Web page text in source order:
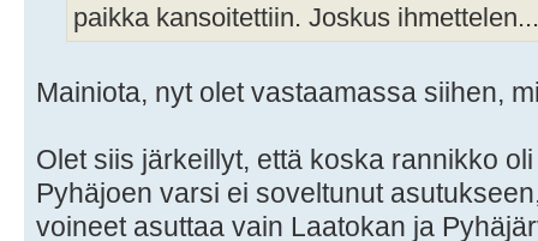
paikka kansoitettiin. Joskus ihmettelen...
Mainiota, nyt olet vastaamassa siihen,
Olet siis järkeillyt, että koska rannikko
Pyhäjoen varsi ei soveltunut
voineet asuttaa vain Laatokan ja